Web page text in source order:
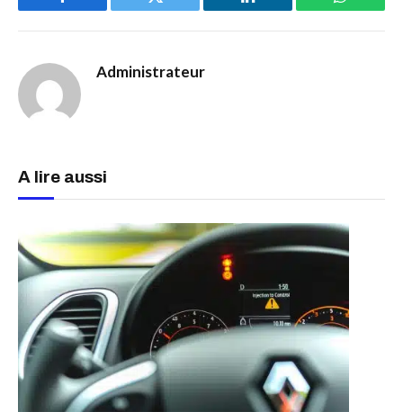
Facebook Twitter LinkedIn
Administrateur
A lire aussi